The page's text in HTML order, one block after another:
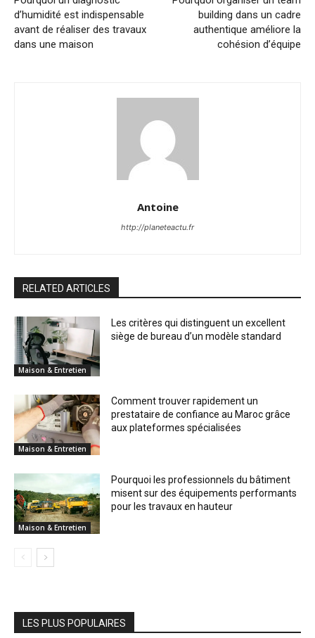
d’humidité est indispensable
avant de réaliser des travaux
dans une maison
building dans un cadre
authentique améliore la
cohésion d’équipe
Antoine
http://planeteactu.fr
RELATED ARTICLES
Maison & Entretien
Les critères qui distinguent un excellent
siège de bureau d’un modèle standard
Maison & Entretien
Comment trouver rapidement un
prestataire de confiance au Maroc grâce
aux plateformes spécialisées
Maison & Entretien
Pourquoi les professionnels du bâtiment
misent sur des équipements performants
pour les travaux en hauteur
LES PLUS POPULAIRES